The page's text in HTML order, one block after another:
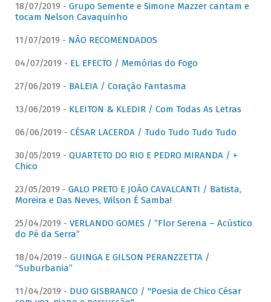
18/07/2019 - Grupo Semente e Simone Mazzer cantam e
tocam Nelson Cavaquinho
11/07/2019 - NÃO RECOMENDADOS
04/07/2019 - EL EFECTO / Memórias do Fogo
27/06/2019 - BALEIA / Coração Fantasma
13/06/2019 - KLEITON & KLEDIR / Com Todas As Letras
06/06/2019 - CÉSAR LACERDA / Tudo Tudo Tudo Tudo
30/05/2019 - QUARTETO DO RIO E PEDRO MIRANDA / +
Chico
23/05/2019 - GALO PRETO E JOÃO CAVALCANTI / Batista,
Moreira e Das Neves, Wilson É Samba!
25/04/2019 - VERLANDO GOMES / “Flor Serena – Acústico
do Pé da Serra”
18/04/2019 - GUINGA E GILSON PERANZZETTA /
“Suburbania”
11/04/2019 - DUO GISBRANCO / "Poesia de Chico César